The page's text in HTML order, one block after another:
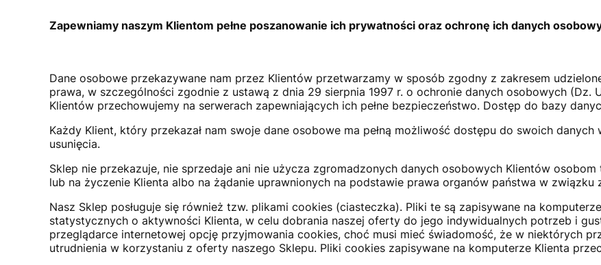
Zapewniamy naszym Klientom pełne poszanowanie ich prywatności oraz ochronę ich danych
Dane osobowe przekazywane nam przez Klientów przetwarzamy w sposób zgodny z zakresem
prawa, w szczególności zgodnie z ustawą z dnia 29 sierpnia 1997 r. o ochronie danych osobowych (Dz.
Klientów przechowujemy na serwerach zapewniających ich pełne bezpieczeństwo. Dostęp do bazy
Każdy Klient, który przekazał nam swoje dane osobowe ma pełną możliwość dostępu do swoich
usunięcia.
Sklep nie przekazuje, nie sprzedaje ani nie użycza zgromadzonych danych osobowych Klientów
lub na życzenie Klienta albo na żądanie uprawnionych na podstawie prawa organów państwa w
Nasz Sklep posługuje się również tzw. plikami cookies (ciasteczka). Pliki te są zapisywane na
statystycznych o aktywności Klienta, w celu dobrania naszej oferty do jego indywidualnych potrzeb i
przeglądarce internetowej opcję przyjmowania cookies, choć musi mieć świadomość, że w niektórych
utrudnienia w korzystaniu z oferty naszego Sklepu. Pliki cookies zapisywane na komputerze Klienta